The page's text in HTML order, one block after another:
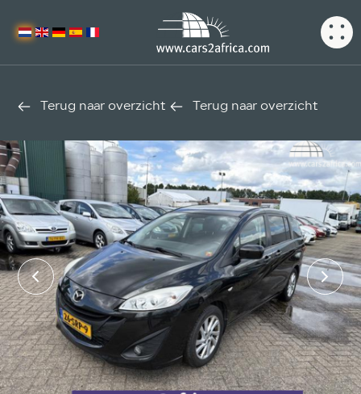
Terug naar overzicht Terug naar overzicht